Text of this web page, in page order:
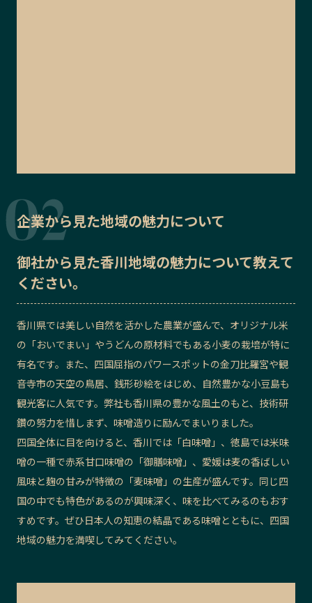
企業から見た地域の魅力について
御社から見た香川地域の魅力について教えて
ください。
香川県では美しい自然を活かした農業が盛んで、オリジナル米
の「おいでまい」やうどんの原材料でもある小麦の栽培が特に
有名です。また、四国屈指のパワースポットの金刀比羅宮や観
音寺市の天空の鳥居、銭形砂絵をはじめ、自然豊かな小豆島も
観光客に人気です。弊社も香川県の豊かな風土のもと、技術研
鑽の努力を惜しまず、味噌造りに励んでまいりました。
四国全体に目を向けると、香川では「白味噌」、徳島では米味
噌の一種で赤系甘口味噌の「御膳味噌」、愛媛は麦の香ばしい
風味と麹の甘みが特徴の「麦味噌」の生産が盛んです。同じ四
国の中でも特色があるのが興味深く、味を比べてみるのもおす
すめです。ぜひ日本人の知恵の結晶である味噌とともに、四国
地域の魅力を満喫してみてください。